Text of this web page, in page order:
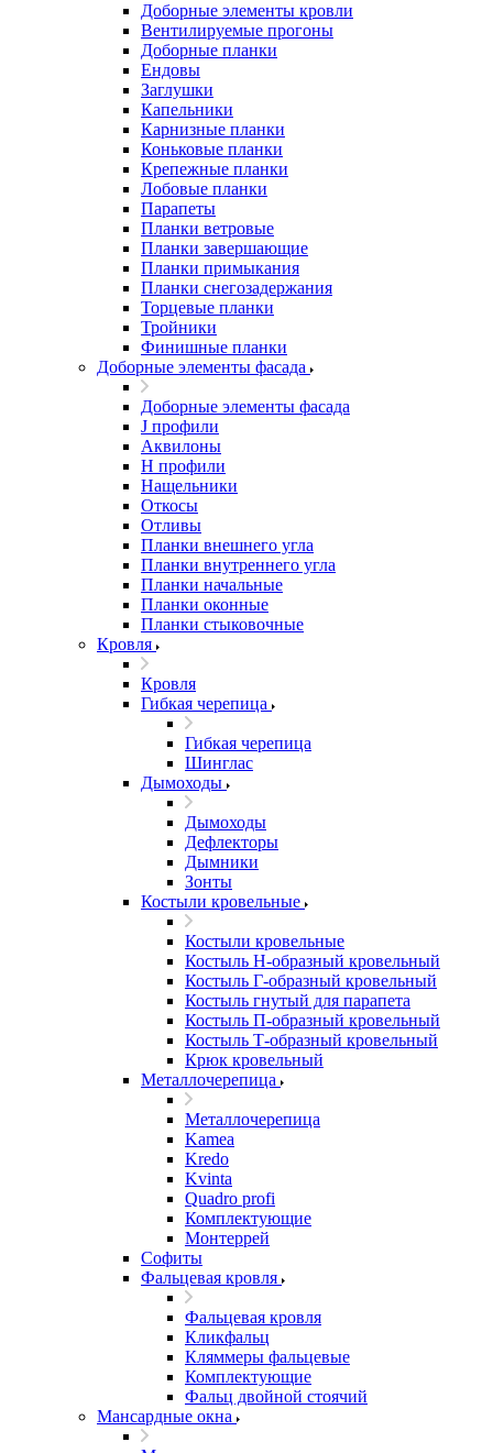
Доборные элементы кровли
Вентилируемые прогоны
Доборные планки
Ендовы
Заглушки
Капельники
Карнизные планки
Коньковые планки
Крепежные планки
Лобовые планки
Парапеты
Планки ветровые
Планки завершающие
Планки примыкания
Планки снегозадержания
Торцевые планки
Тройники
Финишные планки
Доборные элементы фасада
Доборные элементы фасада
J профили
Аквилоны
Н профили
Нащельники
Откосы
Отливы
Планки внешнего угла
Планки внутреннего угла
Планки начальные
Планки оконные
Планки стыковочные
Кровля
Кровля
Гибкая черепица
Гибкая черепица
Шинглас
Дымоходы
Дымоходы
Дефлекторы
Дымники
Зонты
Костыли кровельные
Костыли кровельные
Костыль H-образный кровельный
Костыль Г-образный кровельный
Костыль гнутый для парапета
Костыль П-образный кровельный
Костыль Т-образный кровельный
Крюк кровельный
Металлочерепица
Металлочерепица
Kamea
Kredo
Kvinta
Quadro profi
Комплектующие
Монтеррей
Софиты
Фальцевая кровля
Фальцевая кровля
Кликфальц
Кляммеры фальцевые
Комплектующие
Фальц двойной стоячий
Мансардные окна